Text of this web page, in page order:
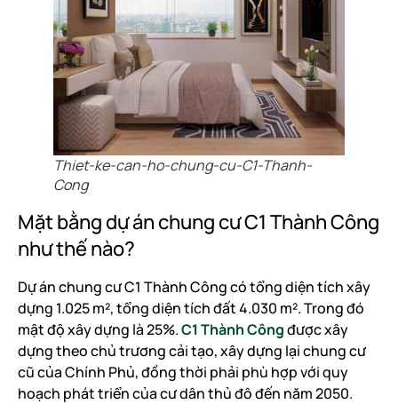
Thiet-ke-can-ho-chung-cu-C1-Thanh-
Cong
Mặt bằng dự án chung cư C1 Thành Công
như thế nào?
Dự án chung cư C1 Thành Công có tổng diện tích xây
dựng 1.025 m², tổng diện tích đất 4.030 m². Trong đó
mật độ xây dựng là 25%.C1 Thành Côngđược xây
dựng theo chủ trương cải tạo, xây dựng lại chung cư
cũ của Chính Phủ, đồng thời phải phù hợp với quy
hoạch phát triển của cư dân thủ đô đến năm 2050.